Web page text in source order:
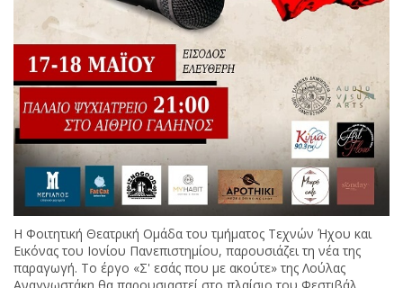
Η Φοιτητική Θεατρική Ομάδα του τμήματος Τεχνών Ήχου και
Εικόνας του Ιονίου Πανεπιστημίου, παρουσιάζει τη νέα της
παραγωγή. Το έργο «Σ' εσάς που με ακούτε» της Λούλας